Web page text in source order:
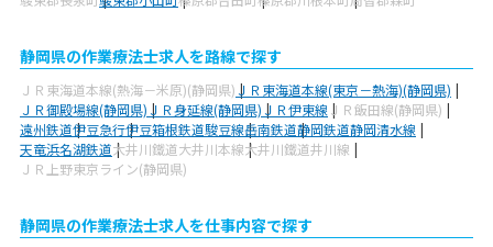
静岡県の作業療法士求人を路線で探す
ＪＲ東海道本線(熱海－米原)(静岡県)ＪＲ東海道本線(東京－熱海)(静岡県)
ＪＲ御殿場線(静岡県)ＪＲ身延線(静岡県)ＪＲ伊東線 ＪＲ飯田線(静岡県)
遠州鉄道伊豆急行伊豆箱根鉄道駿豆線岳南鉄道静岡鉄道静岡清水線
天竜浜名湖鉄道大井川鐵道大井川本線大井川鐵道井川線
ＪＲ上野東京ライン(静岡県)
静岡県の作業療法士求人を仕事内容で探す